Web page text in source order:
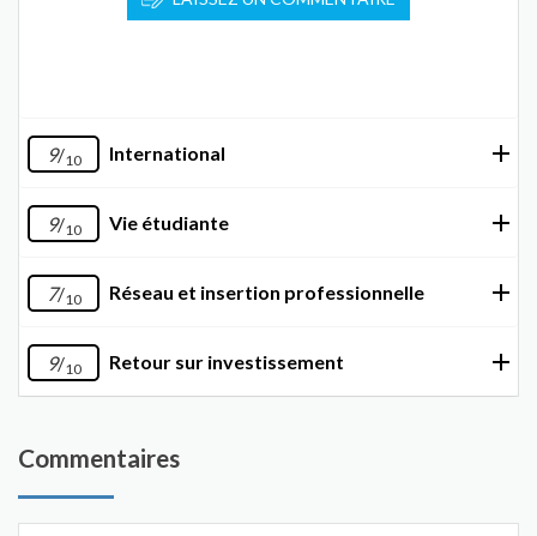
9/10 International
9/10 Vie étudiante
7/10 Réseau et insertion professionnelle
9/10 Retour sur investissement
Commentaires